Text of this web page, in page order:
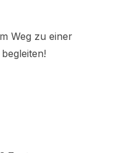
Weg zu einer